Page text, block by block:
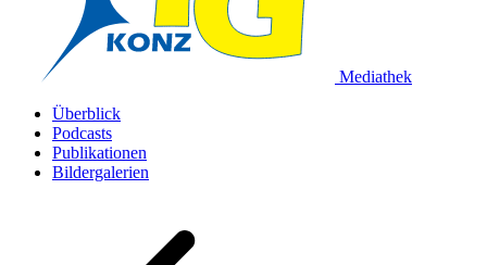
Mediathek
Überblick
Podcasts
Publikationen
Bildergalerien